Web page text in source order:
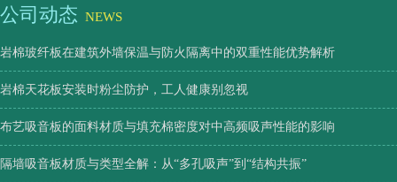
公司动态 NEWS
岩棉玻纤板在建筑外墙保温与防火隔离中的双重性能优势解析
岩棉天花板安装时粉尘防护，工人健康别忽视
布艺吸音板的面料材质与填充棉密度对中高频吸声性能的影响
隔墙吸音板材质与类型全解：从“多孔吸声”到“结构共振”